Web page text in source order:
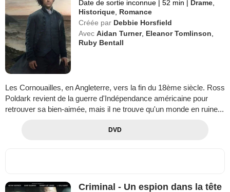
Date de sortie inconnue | 52 min | Drame
Historique Romance
Créée par Debbie Horsfield
Avec Aidan Turner, Eleanor Tomlinson
Ruby Bentall
Les Cornouailles, en Angleterre, vers la fin du 18ème siècle. Ross
Poldark revient de la guerre d'Indépendance américaine pour
retrouver sa bien-aimée, mais il ne trouve qu'un monde en ruine...
DVD
Criminal - Un espion dans la tête